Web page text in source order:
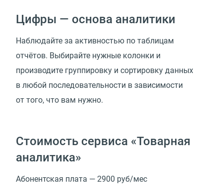
Цифры — основа аналитики
Наблюдайте за активностью по таблицам
отчётов. Выбирайте нужные колонки и
производите группировку и сортировку данных
в любой последовательности в зависимости
от того, что вам нужно.
Стоимость сервиса «Товарная
аналитика»
Абонентская плата — 2900 руб/мес